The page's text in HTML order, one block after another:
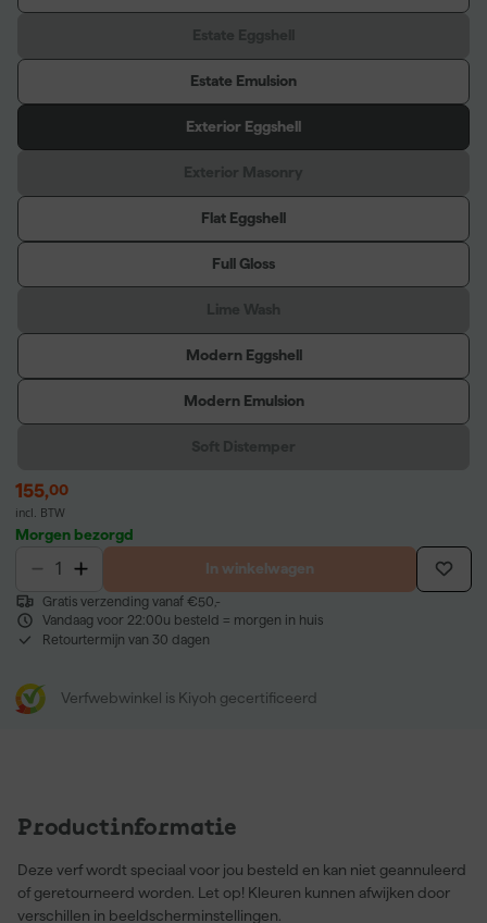
Estate Emulsion
Exterior Eggshell
Flat Eggshell
Full Gloss
Modern Eggshell
Modern Emulsion
155,00
incl. BTW
Morgen bezorgd
In winkelwagen
Gratis verzending vanaf €50,-
Vandaag voor 22:00u besteld = morgen in huis
Retourtermijn van 30 dagen
Verfwebwinkel is Kiyoh gecertificeerd
Productinformatie
Deze verf wordt speciaal voor jou besteld en kan niet geannuleerd
of geretourneerd worden. Let op! Kleuren kunnen afwijken door
verschillen in beeldscherminstellingen.